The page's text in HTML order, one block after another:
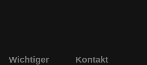
Kontakt
Wichtiger